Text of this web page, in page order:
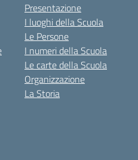
Presentazione
I luoghi della Scuola
Le Persone
I numeri della Scuola
Le carte della Scuola
Organizzazione
La Storia